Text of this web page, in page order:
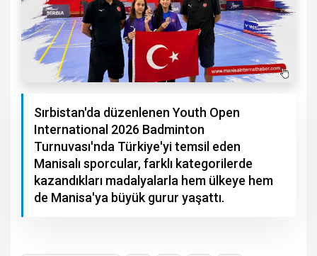
Sırbistan'da düzenlenen Youth Open
International 2026 Badminton
Turnuvası'nda Türkiye'yi temsil eden
Manisalı sporcular, farklı kategorilerde
kazandıkları madalyalarla hem ülkeye hem
de Manisa'ya büyük gurur yaşattı.